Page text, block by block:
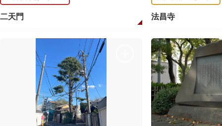
二天門 法昌寺